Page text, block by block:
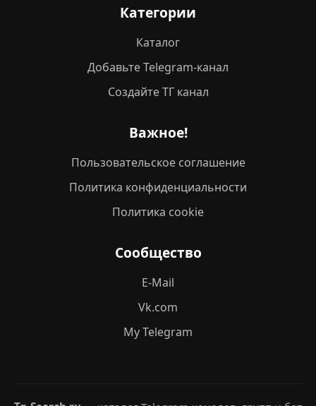
Категории
Каталог
Добавьте Telegram-канал
Создайте ТГ канал
Важное!
Пользовательское соглашение
Политика конфиденциальности
Политика cookie
Сообщество
E-Mail
Vk.com
My Telegram